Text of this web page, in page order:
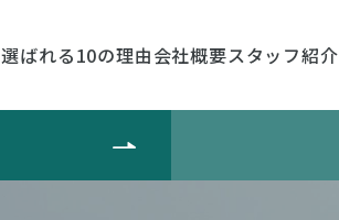
選ばれる10の理由会社概要スタッフ紹介